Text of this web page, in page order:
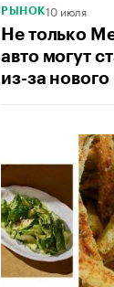
РЫНОК10 июля
Не только
авто могут
из-за